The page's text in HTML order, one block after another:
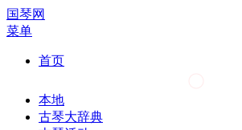
国琴网
菜单
首页
本地
古琴大辞典